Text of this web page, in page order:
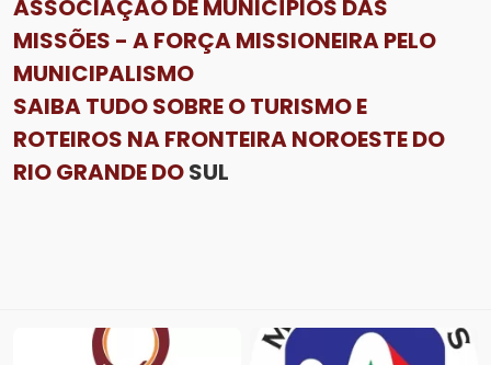
ASSOCIAÇÃO DE MUNICÍPIOS DAS
MISSÕES - A FORÇA MISSIONEIRA PELO
MUNICIPALISMO
SAIBA TUDO SOBRE O TURISMO E
ROTEIROS NA FRONTEIRA NOROESTE DO
RIO GRANDE DOSUL